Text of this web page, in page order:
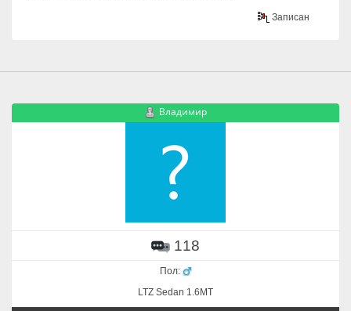
Записан
Владимир
118
Пол:
LTZ Sedan 1.6МT